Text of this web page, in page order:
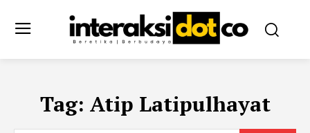
Tag: Atip Latipulhayat